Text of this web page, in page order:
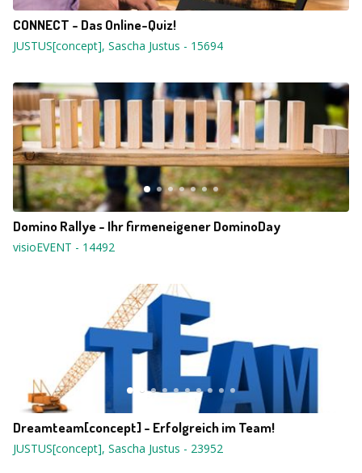
CONNECT - Das Online-Quiz!
JUSTUS[concept], Sascha Justus - 15694
Domino Rallye - Ihr firmeneigener DominoDay
visioEVENT - 14492
Dreamteam[concept] - Erfolgreich im Team!
JUSTUS[concept], Sascha Justus - 23952